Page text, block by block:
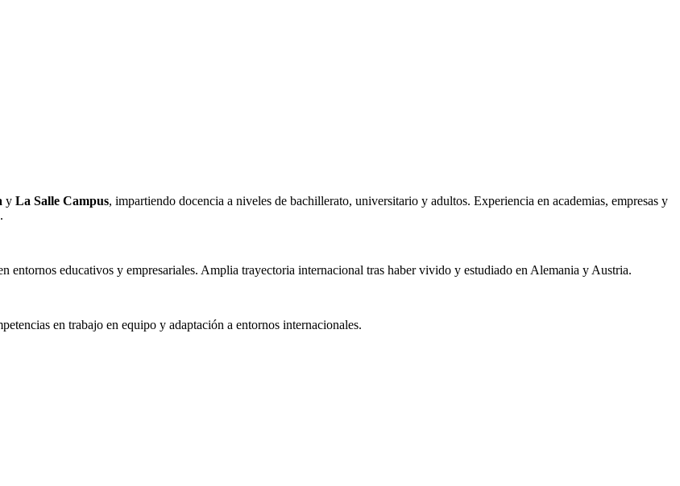
y La Salle Campus, impartiendo docencia a niveles de bachillerato, universitario y adultos. Experiencia en academias, empresas y
entornos educativos y empresariales. Amplia trayectoria internacional tras haber vivido y estudiado en Alemania y Austria.
en trabajo en equipo y adaptación a entornos internacionales.